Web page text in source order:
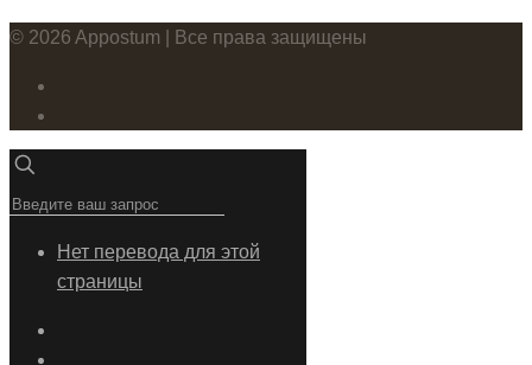
© 2026 Appostum | Все права защищены
Нет перевода для этой
страницы